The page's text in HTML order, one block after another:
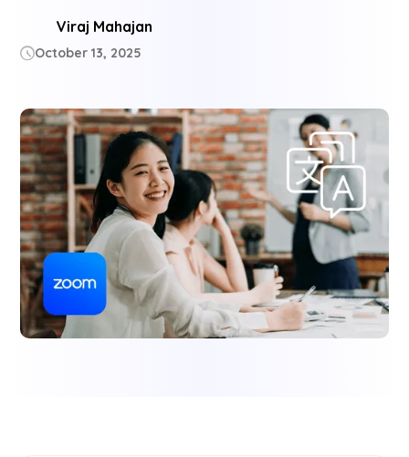
Viraj Mahajan
October 13, 2025